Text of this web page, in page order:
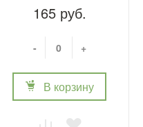
165 руб.
- +
В корзину